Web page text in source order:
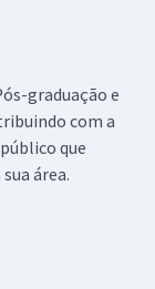
graduação e
com a
que
área.